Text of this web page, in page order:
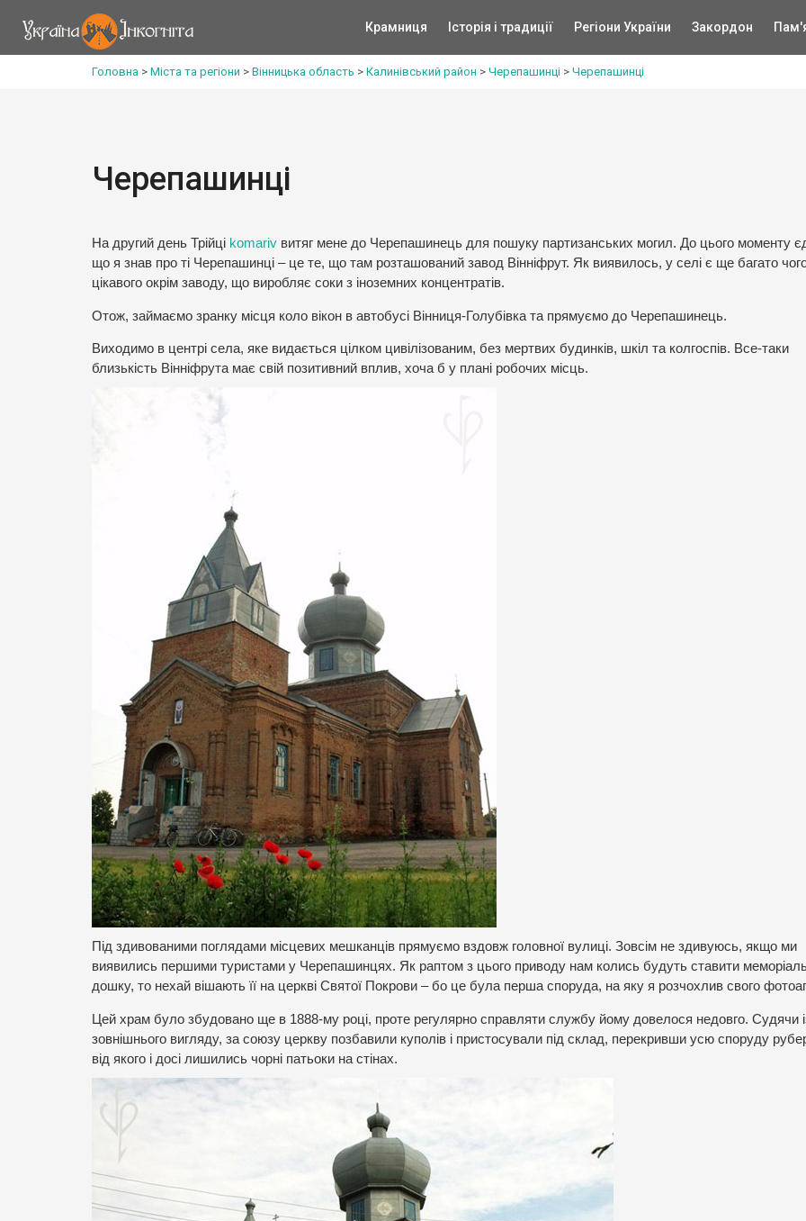
Крамниця Історія і традиції Регіони України Закордон
Головна > Міста та регіони > Вінницька область > Калинівський район > Черепашинці > Черепашинці
Черепашинці
На другий день Трійці komariv витяг мене до Черепашинець для пошуку партизанських могил. До цього моменту
що я знав про ті Черепашинці – це те, що там розташований завод Вінніфрут. Як виявилось, у селі є ще багато
цікавого окрім заводу, що виробляє соки з іноземних концентратів.
Отож, займаємо зранку місця коло вікон в автобусі Вінниця-Голубівка та прямуємо до Черепашинець.
Виходимо в центрі села, яке видається цілком цивілізованим, без мертвих будинків, шкіл та колгоспів. Все-таки
близькість Вінніфрута має свій позитивний вплив, хоча б у плані робочих місць.
Під здивованими поглядами місцевих мешканців прямуємо вздовж головної вулиці. Зовсім не здивуюсь, якщо ми
виявились першими туристами у Черепашинцях. Як раптом з цього приводу нам колись будуть ставити
дошку, то нехай вішають її на церкві Святої Покрови – бо це була перша споруда, на яку я розчохлив свого
Цей храм було збудовано ще в 1888-му році, проте регулярно справляти службу йому довелося недовго. Судячи
зовнішнього вигляду, за союзу церкву позбавили куполів і пристосували під склад, перекривши усю споруду
від якого і досі лишились чорні патьоки на стінах.